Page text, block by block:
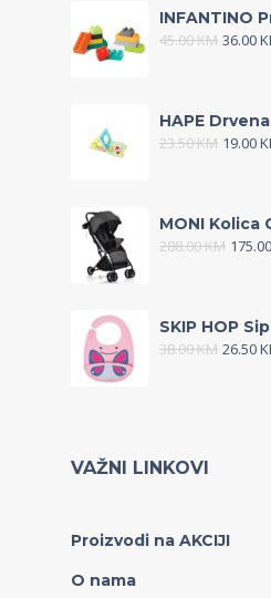
INFANTINO
45.00KM 36.00
HAPE
23.50KM 19.00
MONI Kolica
288.00KM 175.00
SKIP HOP
38.00KM 26.50
VAŽNI LINKOVI
Proizvodi na AKCIJI
O nama